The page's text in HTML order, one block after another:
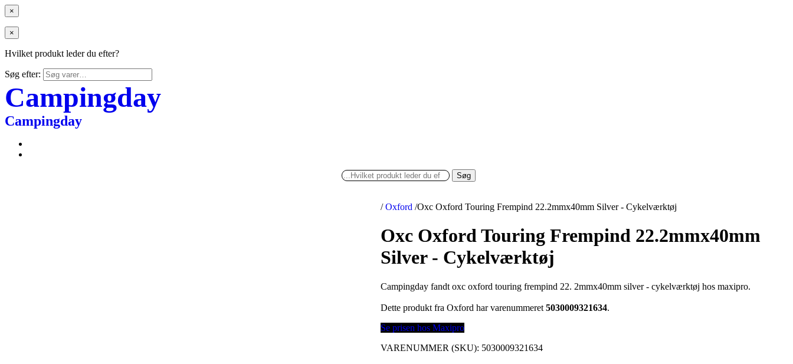
×
×
Hvilket produkt leder du efter?
Søg efter:
Campingday
Campingday
Søg
/ Oxford /Oxc Oxford Touring Frempind 22.2mmx40mm Silver - Cykelværktøj
Oxc Oxford Touring Frempind 22.2mmx40mm
Silver - Cykelværktøj
Campingday fandt oxc oxford touring frempind 22. 2mmx40mm silver - cykelværktøj hos maxipro.
Dette produkt fra Oxford har varenummeret5030009321634.
Se prisen hos Maxipro
VARENUMMER (SKU): 5030009321634